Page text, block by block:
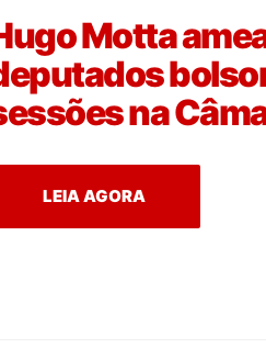
Motta
na
LEIA AGORA